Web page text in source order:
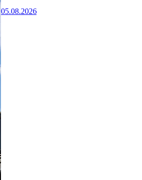
05.08.2026